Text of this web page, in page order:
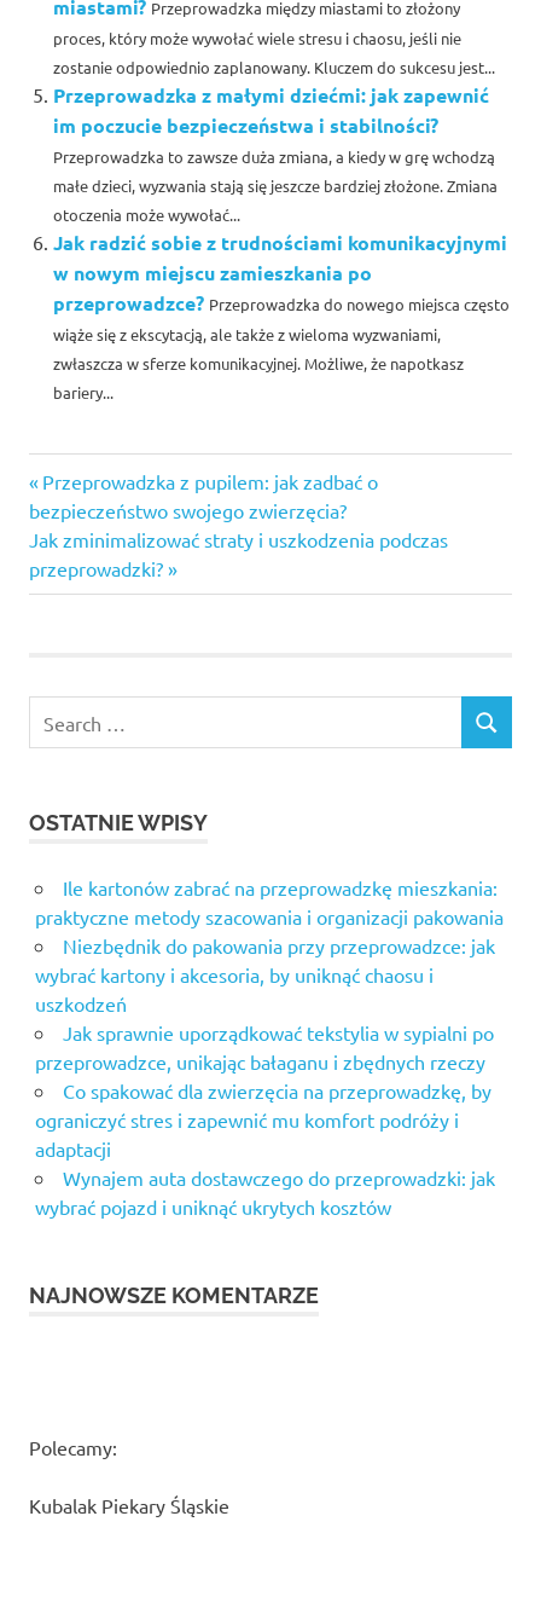
miastami? Przeprowadzka między miastami to złożony
proces, który może wywołać wiele stresu i chaosu, jeśli nie
zostanie odpowiednio zaplanowany. Kluczem do sukcesu jest...
Przeprowadzka z małymi dziećmi: jak zapewnić
im poczucie bezpieczeństwa i stabilności?
Przeprowadzka to zawsze duża zmiana, a kiedy w grę wchodzą
małe dzieci, wyzwania stają się jeszcze bardziej złożone. Zmiana
otoczenia może wywołać...
Jak radzić sobie z trudnościami komunikacyjnymi
w nowym miejscu zamieszkania po
przeprowadzce? Przeprowadzka do nowego miejsca często
wiąże się z ekscytacją, ale także z wieloma wyzwaniami,
zwłaszcza w sferze komunikacyjnej. Możliwe, że napotkasz
bariery...
Nawigacja
wpisu
Previous
Post:
Przeprowadzka z pupilem: jak zadbać o
bezpieczeństwo swojego zwierzęcia?
Next
Post:
Jak zminimalizować straty i uszkodzenia podczas
przeprowadzki?
for:
SEARCH
OSTATNIE WPISY
Ile kartonów zabrać na przeprowadzkę mieszkania:
praktyczne metody szacowania i organizacji pakowania
Niezbędnik do pakowania przy przeprowadzce: jak
wybrać kartony i akcesoria, by uniknąć chaosu i
uszkodzeń
Jak sprawnie uporządkować tekstylia w sypialni po
przeprowadzce, unikając bałaganu i zbędnych rzeczy
Co spakować dla zwierzęcia na przeprowadzkę, by
ograniczyć stres i zapewnić mu komfort podróży i
adaptacji
Wynajem auta dostawczego do przeprowadzki: jak
wybrać pojazd i uniknąć ukrytych kosztów
NAJNOWSZE KOMENTARZE
Polecamy:
Kubalak Piekary Śląskie